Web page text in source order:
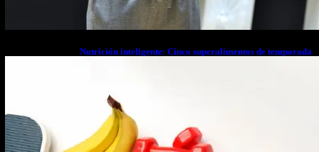
Nutrición inteligente: Cinco superalimentos de temporada